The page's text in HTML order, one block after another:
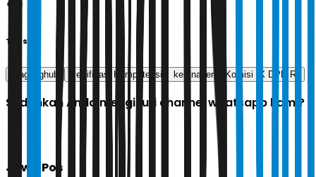
Tags
maganghub Sertifikasi Kompetensi kemnaker Komisi IX DPR RI
Sudahkah Anda mengikuti channel whatsapp kami?
Jawa Pos